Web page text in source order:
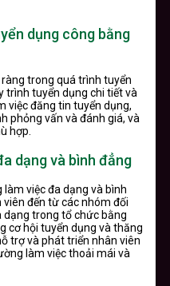
dụng công bằng
trong quá trình tuyển
trình tuyển dụng chi tiết và
việc đăng tin tuyển dụng,
phỏng vấn và đánh giá, và
hợp.
dạng và bình đẳng
việc đa dạng và bình
đến từ các nhóm đối
dạng trong tổ chức bằng
cơ hội tuyển dụng và thăng
trợ và phát triển nhân viên
làm việc thoải mái và